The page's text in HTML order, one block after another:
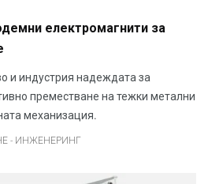
електромагнити за
и индустрия надеждата за
преместване на тежки метални
механизация.
- ИНЖЕНЕРИНГ